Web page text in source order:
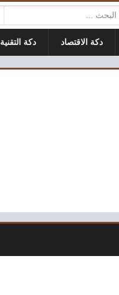
البحث:
دكة الاقتصاد دكة التقنية